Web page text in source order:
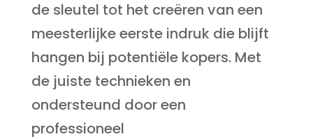
de sleutel tot het creëren van een
meesterlijke eerste indruk die blijft
hangen bij potentiële kopers. Met
de juiste technieken en
ondersteund door een
professioneel